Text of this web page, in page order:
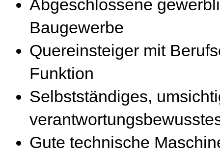
Abgeschlossene
Baugewerbe
Quereinsteiger mit
Funktion
Selbstständiges,
Gute technische